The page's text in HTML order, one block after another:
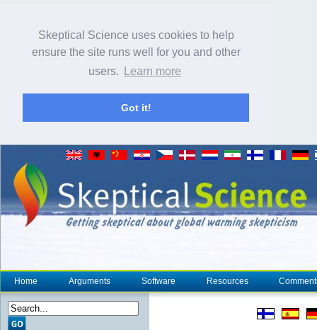
Skeptical Science uses cookies to help
ensure the site runs well for you and other
users.
Learn more
Got it!
Home Arguments Software Resources